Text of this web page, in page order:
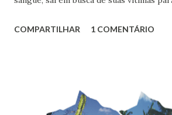
pessoa comum. Essa lenda revela um
COMPARTILHAR 1 COMENTÁRIO